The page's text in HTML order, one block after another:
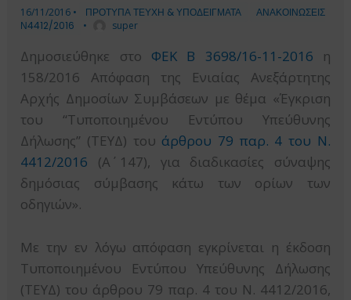
16/11/2016 • ΠΡΟΤΥΠΑ ΤΕΥΧΗ & ΥΠΟΔΕΙΓΜΑΤΑ
ΑΝΑΚΟΙΝΩΣΕΙΣ
Ν4412/2016
• super
Δημοσιεύθηκε στο ΦΕΚ Β 3698/16-11-2016 η
158/2016 Απόφαση της Ενιαίας Ανεξάρτητης
Αρχής Δημοσίων Συμβάσεων με θέμα «Έγκριση
του “Τυποποιημένου Εντύπου Υπεύθυνης
Δήλωσης” (ΤΕΥΔ) του άρθρου 79 παρ. 4 του Ν.
4412/2016 (Α΄ 147), για διαδικασίες σύναψης
δημόσιας σύμβασης κάτω των ορίων των
οδηγιών».
Με την εν λόγω απόφαση εγκρίνεται η έκδοση
Τυποποιημένου Εντύπου Υπεύθυνης Δήλωσης
(ΤΕΥΔ) του άρθρου 79 παρ. 4 του Ν. 4412/2016,